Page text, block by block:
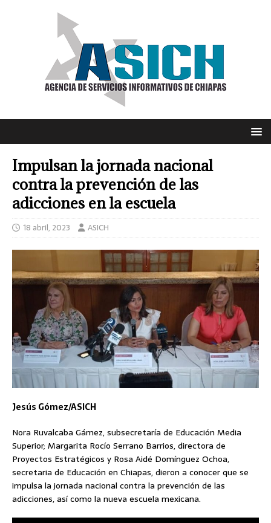
Impulsan la jornada nacional
contra la prevención de las
adicciones en la escuela
18 abril, 2023 ASICH
Jesús Gómez/ASICH
Nora Ruvalcaba Gámez, subsecretaría de Educación Media
Superior; Margarita Rocío Serrano Barrios, directora de
Proyectos Estratégicos y Rosa Aidé Domínguez Ochoa,
secretaria de Educación en Chiapas, dieron a conocer que se
impulsa la jornada nacional contra la prevención de las
adicciones, así como la nueva escuela mexicana.